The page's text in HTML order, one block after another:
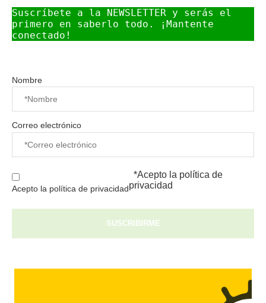
Suscríbete a la NEWSLETTER y serás el
primero en saberlo todo. ¡Mantente
conectado!
Nombre
Correo electrónico
Acepto la política de privacidad
*Acepto la política de
privacidad